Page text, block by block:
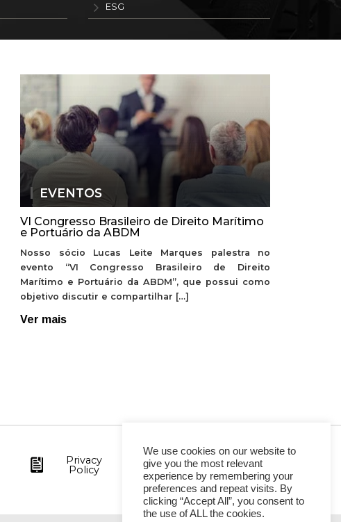
ESG
EVENTOS
VI Congresso Brasileiro de Direito Marítimo
e Portuário da ABDM
Nosso sócio Lucas Leite Marques palestra no
evento “VI Congresso Brasileiro de Direito
Marítimo e Portuário da ABDM”, que possui como
objetivo discutir e compartilhar […]
Ver mais
Privacy
Policy
We use cookies on our website to
give you the most relevant
experience by remembering your
preferences and repeat visits. By
clicking “Accept All”, you consent to
the use of ALL the cookies.